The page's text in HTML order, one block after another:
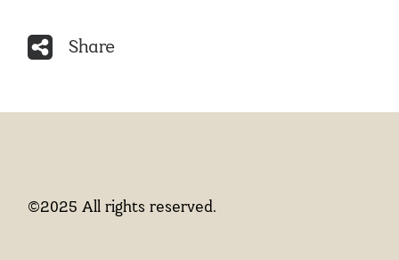
Share
©2025 All rights reserved.